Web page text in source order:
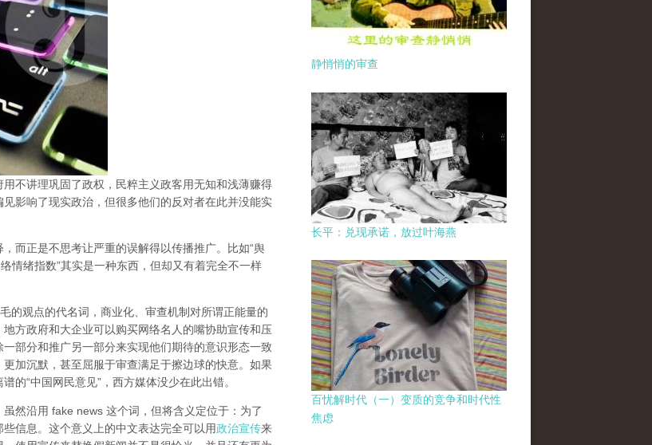
不讲理巩固了政权，民粹主义政客用无知和浅薄赚得
影响了现实政治，但很多他们的反对者在此并没能实
而正是不思考让严重的误解得以传播推广。比如“舆
情绪指数”其实是一种东西，但却又有着完全不一样
的观点的代名词，商业化、审查机制对所谓正能量的
方政府和大企业可以购买网络名人的嘴协助宣传和压
部分和推广另一部分来实现他们期待的意识形态一致
加沉默，甚至屈服于审查满足于擦边球的快意。如果
的“中国网民意见”，西方媒体没少在此出错。
然沿用 fake news 这个词，但将含义定位于：为了
信息。这个意义上的中文表达完全可以用政治宣传来
静悄悄的审查
长平：兑现承诺，放过叶海燕
百忧解时代（一）变质的竞争和时代性
焦虑